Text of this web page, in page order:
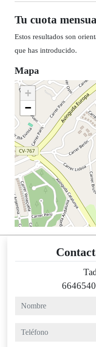
Tu cuota
Estos resultados son
que has introducido.
Mapa
+
−
nombre
teléfono